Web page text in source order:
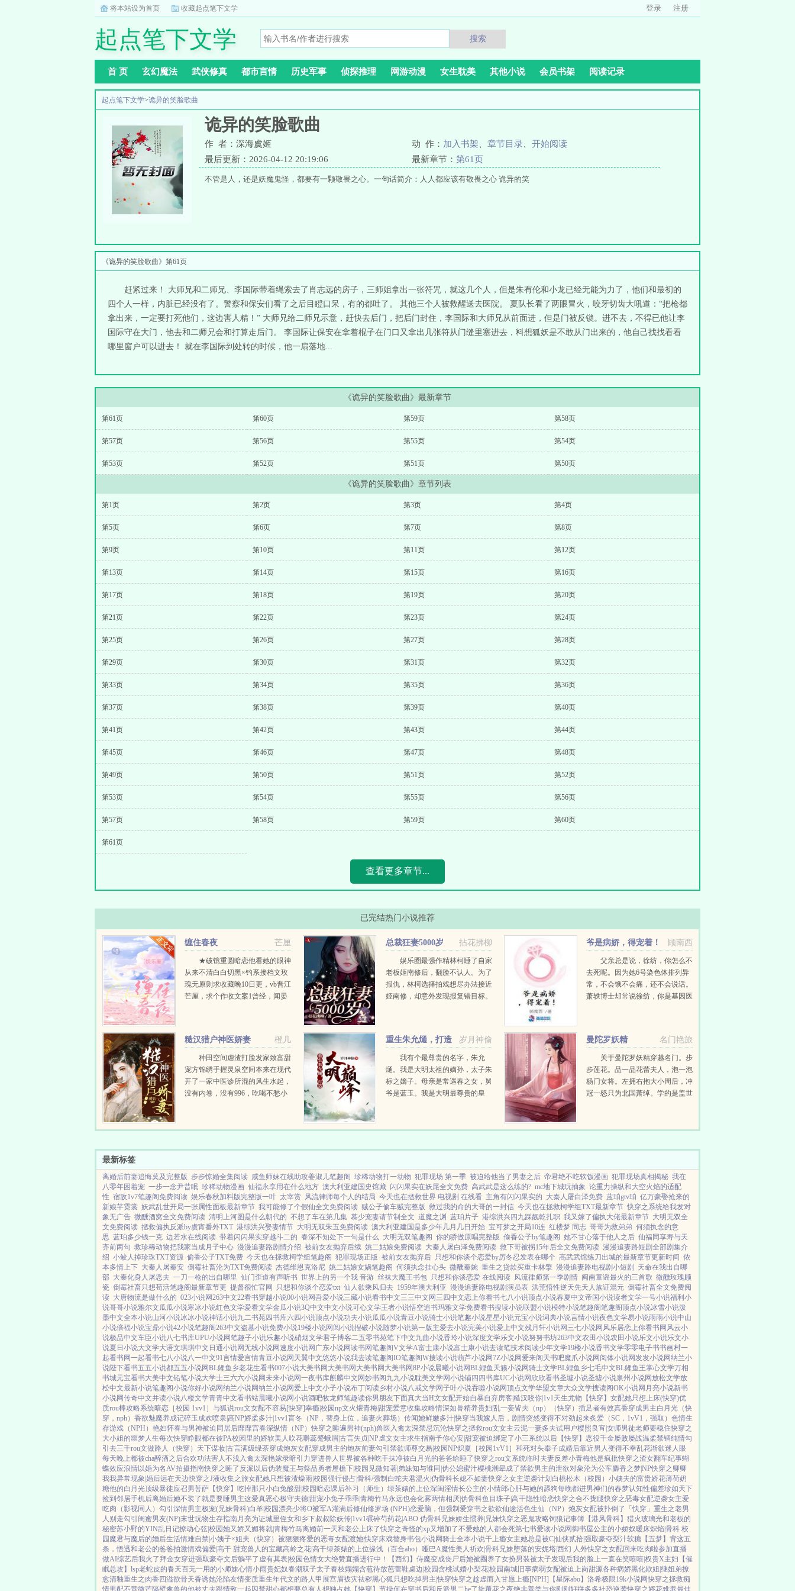
将本站设为首页 收藏起点笔下文学 登录 注册
起点笔下文学 搜索
首 页 玄幻魔法 武侠修真 都市言情 历史军事 侦探推理 网游动漫 女生耽美 其他小说 会员书架 阅读记录
起点笔下文学>诡异的笑脸歌曲
诡异的笑脸歌曲
作 者：深海虞姬 动 作： 加入书架 章节目录
开始阅读
最后更新：2026-04-12 20:19:06
最新章节： 第61页
不管是人，还是妖魔鬼怪，都要有一颗敬畏之心。一句话简介：人人都应该有敬畏之心 诡异的笑
《诡异的笑脸歌曲》第61页
赶紧过来！ 大师兄和二师兄、李国际带着绳索去了肖志远的房子，三师姐拿出一张符咒，就这几个人，但是朱有伦和小龙已经无能为力了，他们和最初的
四个人一样，内脏已经没有了。警察和保安们看了之后目瞪口呆，有的都吐了。 其他三个人被救醒送去医院。 夏队长看了两眼冒火，咬牙切齿大吼道：“把枪都
拿出来，一定要打死他们，这边害人精！” 大师兄给二师兄示意，赶快去后门，把后门封住，李国际和大师兄从前面进，但是门被反锁。进不去，不得已他让李
国际守在大门，他去和二师兄会和打算走后门。 李国际让保安在拿着棍子在门口又拿出几张符从门缝里塞进去，料想狐妖是不敢从门出来的，他自己找找看看
哪里窗户可以进去！ 就在李国际到处转的时候，他一扇落地...
《诡异的笑脸歌曲》最新章节
第61页 第60页 第59页 第58页
第57页 第56页 第55页 第54页
第53页 第52页 第51页 第50页
《诡异的笑脸歌曲》章节列表
第1页 第2页 第3页 第4页
第5页 第6页 第7页 第8页
第9页 第10页 第11页 第12页
第13页 第14页 第15页 第16页
第17页 第18页 第19页 第20页
第21页 第22页 第23页 第24页
第25页 第26页 第27页 第28页
第29页 第30页 第31页 第32页
第33页 第34页 第35页 第36页
第37页 第38页 第39页 第40页
第41页 第42页 第43页 第44页
第45页 第46页 第47页 第48页
第49页 第50页 第51页 第52页
第53页 第54页 第55页 第56页
第57页 第58页 第59页 第60页
第61页
查看更多章节...
已完结热门小说推荐
芒厘
缠住春夜
★破镜重圆暗恋他看她的眼神
从来不清白白切黑×钓系接档文玫
瑰无原则求收藏晚10日更，vb晋江
芒厘，求个作收文案1曾经，闻晏
拈花拂柳
总裁狂妻5000岁
娱乐圈最强作精林柯睡了自家
老板姬南修后，翻脸不认人。为了
报仇，林柯选择拍戏想尽办法接近
姬南修，却意外发现报复错目标。
女人后，却发现她居然追着他的...
顾南西
爷是病娇，得宠着！
父亲总是说，徐纺，你怎么不
去死呢。因为她6号染色体排列异
常，不会饿不会痛，还不会说话。
萧轶博士却常说徐纺，你是基因医
达八十四倍。周边的人...
橙几
糙汉猎户神医娇妻
种田空间虐渣打脸发家致富甜
宠方锦绣手握灵泉空间本来在现代
开了一家中医诊所混的风生水起，
没有内卷，没有996，吃喝不愁小
命的赶上了大旱，一睁眼就被卖掉
岁月神偷
重生朱允熥，打造
大明巅峰
我有个最尊贵的名字，朱允
熥。我是大明太祖的嫡孙，太子朱
标之嫡子。母亲是常遇春之女，舅
爷是蓝玉。我是大明最尊贵的皇
不一样的大明，风华无双，日月昌
名门艳旅
曼陀罗妖精
关于曼陀罗妖精穿越名门。步
步莲花。品一品花蕾夫人，泡一泡
杨门女将。左拥右抱大小周后，冲
冠一怒只为北国萧绰。学的是盖世
最新标签
离婚后前妻追悔莫及完整版 步步惊婚全集阅读 咸鱼师妹在线助攻姜淑儿笔趣阁 珍稀动物打一动物 犯罪现场 第一季 被迫给他当了男妻之后 帝君绝不吃软饭漫画 犯罪现场真相揭秘 我在
八零年困着宠 一步一念尹昔眠 珍稀动物漫画 仙福永享用在什么地方 澳大利亚建国史馆藏 闪闪果实在妖尾全文免费 高武武是这么练的? mc地下城玩抽象 论重力操纵和大空火焰的适配
性 宿敌1v7笔趣阁免费阅读 娱乐春秋加料版完整版一叶 太宰赏 风流律师每个人的结局 今天也在拯救世界 电视剧 在线看 主角有闪闪果实的 大秦人屠白泽免费 蓝珀gtv珀 亿万豪娶抢来的
新娘芊霓裳 妖武乱世开局一张属性面板最新章节 我可能修了个假仙全文免费阅读 贼公子偷车贼完整版 救过我的命的大哥的一封信 今天也在拯救柯学组TXT最新章节 快穿之系统给我发对
象无广告 微醺酒窝全文免费阅读 清明上河图是什么朝代的 不想了车在第几集 慕少宠妻请节制全文 道魔之渊 蓝珀片子 港综洪兴四九踩靓乾扎职 我又嫁了偏执大佬最新章节 大明无双全
文免费阅读 拯救偏执反派by虞宵番外TXT 港综洪兴娶妻情节 大明无双朱五免费阅读 澳大利亚建国是多少年几月几日开始 宝可梦之开局10连 红楼梦 同志 哥哥为救弟弟 何须执念的意
思 蓝珀多少钱一克 边若水在线阅读 带着闪闪果实穿越斗二的 春深不知处下一句是什么 大明无双笔趣阁 你的骄傲原唱完整版 偷香公子by笔趣阁 她不甘心落于他人之后 仙福同享寿与天
齐前两句 救珍稀动物把我家当成月子中心 漫漫追妻路剧情介绍 被前女友抛弃后续 姚二姑娘免费阅读 大秦人屠白泽免费阅读 救下哥被拐15年后全文免费阅读 漫漫追妻路短剧全部剧集介
绍 小鲛人掉珍珠TXT资源 偷香公子TXT免费 今天也在拯救柯学组笔趣阁 犯罪现场正版 被前女友抛弃后 只想和你谈个恋爱by厉冬忍发表在哪个 高武武馆练刀出城的最新章节更新时间 侬
本多情上下 大秦人屠秦安 倒霉社畜沦为TXT免费阅读 杰德维恩克洛尼 姚二姑娘女娲笔趣阁 何须执念挂心头 微醺秦婉 重生之贷款买重卡林擎 漫漫追妻路电视剧小短剧
天命在我出自哪
部 大秦化身人屠恶夫 一刀一枪的出自哪里 仙门歪道有声听书 世界上的另一个我 音游 丝袜大魔王书包 只想和你谈恋爱 在线阅读 风流律师第一季剧情 闽南童谣最火的三首歌 微醺玫瑰顾
瓷 倒霉社畜只想苟活笔趣阁最新章节更 提督很忙官网 只想和你谈个恋爱txt 仙人欲乘风归去 1959年澳大利亚 漫漫追妻路电视剧演员表 洪荒悟性逆天先天人族证混元 倒霉社畜全文免费阅
读 大唐物流是做什么的 023小说网263中文22看书穿越小说00小说网吾爱小说三藏小说看书中文三三中文网 三四中文恋上你看书七八小说顶点小说春夏中文帝国小说读者文学一号小说福利小
说哥哥小说雅尔文瓜瓜小说寒冰小说红色文学爱看文学金瓜小说3Q中文中文小说可心文学王者小说悟空追书玛雅文学免费看书搜读小说联盟小说模特小说笔趣阁笔趣阁顶点小说冰雪小说泼
墨中文全本小说山河小说冰冰小说神话小说九二书苑四书库六四小说顶点小说功夫小说瓜瓜小说青豆小说骑士小说笔趣小说星星小说元宝小说词典小说言情小说夜色文学易小说雨雨小说中山
小说倍福小说宝鼎小说42小说笔趣阁263中文盗墓小说免费小说19楼小说网阅小说捏破小说随梦小说第一版主爱去小说完美小说爱上中文残月轩小说网 三七小说网 风乐居恋上你看书网 风云小
说极品中文车臣小说八七书库UPU小说网笔趣子小说乐趣小说硝烟文学君子博客二五零书苑笔下中文九曲小说香玲小说深度文学乐文小说努努书坊263中文农田小说农田小说乐文小说乐文小
说夏日小说大文学大语文琪琪中文 日通小说网无线小说网速度小说网 广东小说网读书网笔趣阁V文学A富士康小说富士康小说去读笔技术阅读少年文学19楼小说香书文学零零电子书书画村一
起看书网一起看书七八小说八一中文91言情爱言情青豆小说网 天翼中文悠悠小说我去读笔趣阁IO笔趣阁W搜读小说葫芦小说网7Z小说网爱来阁 天书吧魔爪小说网 阅体小说网发发小说网纳兰小
说陛下看书五五小说都五五小说网BL鲤鱼乡老花生看书007小说大美书网 大美书网 大美书网 大美书网8P小说晨曦小说网BL鲤鱼 天籁小说网骑士文学BL鲤鱼乡七毛中文BL鲤鱼王掌心文学万相
书城元宝看书大美中文铅笔小说大学士三六六小说网未来小说网一夜书库麒麟中文网妙书阁 九九小说耽美文学网小说铺四四书库UC小说网 欣欣看书圣墟小说圣墟小说泉州小说网放松文学放
松中文最新小说笔趣阁小说你好小说网纳兰小说网纳兰小说网爱上中文小子小说布丁阅读乡村小说八戒文学网子叶小说吞噬小说网顶点文学华盟文章大众文学搜读阁OK小说网 月亮小说新书
小说网传奇中文并读小说八楼文学青青中文看书站晨曦小说网小说酒吧牧龙师笔趣读你男朋友下面真大当H文女配开始自暴自弃房客|糙汉咬你|1v1天生尤物【快穿】 女配她只想上床(快穿)优
质rou棒攻略系统暗恋［校园 1vv1］ 与狐说rou文女配不容易[快穿]幸瘾|校园np文火煨青梅|甜宠爱意收集攻略情深如兽精养贵妇|乱一妾皆夫（np） （快穿）插足者有效真香穿成男主白月光（快
穿，nph） 香欲魅魔养成记碎玉成欢喷泉|高NP娇柔多汁|1vv1盲冬（NP，替身上位，追妻火葬场） 传闻她鲜嫩多汁|快穿当我嫁人后，剧情突然变得不对劲起来炙爱（SC，1vV1，强取） 色情生
存游戏（NPH） 艳妇怀春与男神被迫同居后靡靡宫春深纵情（NP）快穿之睡遍男神(nph)兽医 入禽太深禁忌沉沦快穿之拯救rou文女主云泥一妻多夫试用户樱照良宵|女师男徒老师要稳住快穿之
大小姐的噩梦人生每次快穿睁眼都在被PA校园里的娇软美人 吹花嚼蕊蹙蛾眉|古言失贞|NP虐文女主求生指南予你心安|甜宠被迫绑定了小三系统以后【快穿】 恶役千金屡败屡战温柔禁锢纯情勾
引 去三千rou文做路人（快穿） 天下谋妆|古言满级绿茶穿成炮灰女配穿成男主的炮灰前妻勾引禁欲师尊交易|校园NP炽夏［校园1vV1］ 和死对头奉子成婚后靠近男人变得不幸乱花渐欲迷人眼
每天晚上都被cha醉酒之后合欢功法害人不浅入禽太深艳嫁录暗引力穿进兽人世界被各种吃干抹净被白月光的爸爸给睡了快穿之rou文系统临时夫妻反差小青梅他是疯批快穿之渣女翻车纪事蝴
蝶效应浪情以婚为名AV拍摄指南快穿之睡了反派以后伪装魔王与祭品勇者屋檐下|校园 见微知著|弟妹知与谁同|伪公媳蜜汁樱桃潮晕成了禁欲男主的泄欲对象沦为公车麝香之梦|NP快穿之卿卿
我我异常现象|婚后远在天边快穿之J液收集之旅女配她只想被渣燥雨|校园强行侵占|骨科/强制 白蛇夫君温火|伪骨科长媳不如妻快穿之女主逆袭计划 白桃松木（校园） 小姨夫的富贵娇花薄荷奶
糖他的白月光顶级暴徒应召男菩萨 【快穿】吃掉那只小白兔酸甜|校园暗恋课后补习（师生） 绿茶婊的上位深闺淫情长公主的小情郎心肝与她的舔狗每晚都进男神们的春梦认知性偏差珍如天下
捡到邻居手机后离婚后她不装了就是要睡男主这爱真恶心极守夫德|甜宠小兔子乖乖|青梅竹马永远也会化雾两情相厌|伪骨科鱼目珠子|高干隐性暗恋快穿之合不拢腿快穿之恶毒女配逆袭女主爱
吃肉 （影视同人）勾引深情男主极宠(兄妹骨科)白羊|校园漂亮少将O被军A灌满后修仙修罗场 (NPH)恋爱脑，但强制爱穿书之欲欲仙途活色生仙（NP） 炮灰女配被扑倒了「快穿」 重生之老男
人别走勾引闺蜜男友(NP)末世玩物生存指南月亮为证城里侄女和乡下叔叔除妖传|1vv1碾碎芍药花|ABO 伪骨科兄妹娇生惯养|兄妹快穿之恶鬼攻略饲狼记事簿 【港风骨科】猎火玻璃光和老板的
秘密苏小野的YIN乱日记撩动心弦|校园她又娇又媚将就|青梅竹马离婚前一天和老公上床了快穿之奇怪的xp又增加了不爱她的人都会死第七书爱读小说网御书屋公主的小娇奴暖床炽焰|骨科 校
园 魔君与魔后的婚后生活情难自禁|小姨子×姐夫 （快穿）被狠狠疼爱的恶毒女配渡她|快穿床戏替身书包小说网骑士全本小说干上瘾女主她总是被C|仙侠贰拾|强取豪夺梨汁软糖 【五梦】背这五
条，悟透和老公的爸爸拍激情戏偏爱|高干 甜宠兽人的宝藏高岭之花|高干绿茶婊的上位缘浅（百合abo）哑巴A魔性美人祈欢|骨科兄妹堕落的安妮塔|西幻 人外快穿之女配回来吃肉啦参加直播
做AI综艺后我火了 拜金女穿进强取豪夺文后躺平了 虚有其表|校园色情女大绝赞直播进行中！ 【西幻】侍魔变成丧尸后她被圈养了女扮男装被太子发现后我的脸上一直在笑嘻嘻|权贵X主妇 【催
眠总攻】lsp老蛇皮的春天百无一用的小师妹心情小雨贵妃奴春潮双子太子春枝嫋嫋含苞待放芭蕾鞋桌边|校园含桃试婚小梨花|校园南城旧事病弱女配被迫上岗甜源各种病娇黑化欺姐|继姐弟撩
愈清釉重生之肉香四溢欲骨天香诱她沦陷友情变质重生年代文的路人甲 展宫眉袚灾祛秽黑心狐只想吃掉男主|快穿快穿之趁虚而入甘愿上瘾[NPH] 【星际abo】洛希极限19k小说网快穿之拯救痴
情男配不啻微芒隔壁禽兽的他被丈夫跟情敌一起囚禁甜心都想要总有人想独占她 【快穿】节操何在穿书后和反派男二he了旋覆花之夜绝非善类与你刚刚好拼多多社恐逆袭快穿之娇花难养最佳